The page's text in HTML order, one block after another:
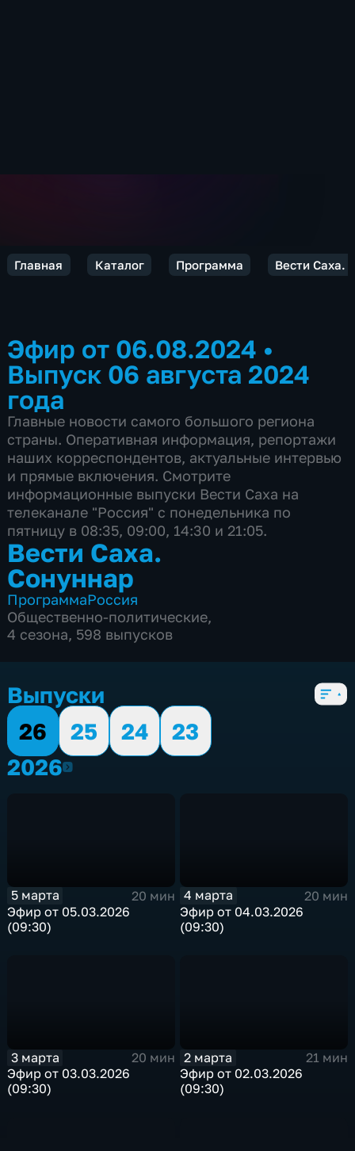
Главная Каталог Программа Вести Саха.
Эфир от 06.08.2024 •
Выпуск 06 августа 2024
года
Главные новости самого большого региона
страны. Оперативная информация, репортажи
наших корреспондентов, актуальные интервью
и прямые включения. Смотрите
информационные выпуски Вести Саха на
телеканале "Россия" с понедельника по
пятницу в 08:35, 09:00, 14:30 и 21:05.
Вести Саха.
Сонуннар
ПрограммаРоссия
Общественно-политические,
4 сезона, 598 выпусков
Выпуски
26
25 24
23
20262026
5 марта
20 мин
Эфир от 05.03.2026
(09:30)
4 марта
20 мин
Эфир от 04.03.2026
(09:30)
3 марта
20 мин
Эфир от 03.03.2026
(09:30)
2 марта
21 мин
Эфир от 02.03.2026
(09:30)